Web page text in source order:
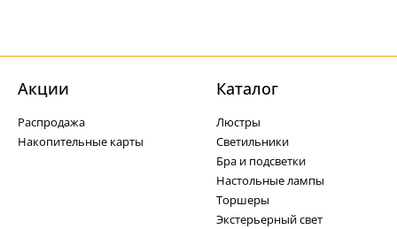
Акции
Распродажа
Накопительные карты
Каталог
Люстры
Светильники
Бра и подсветки
Настольные лампы
Торшеры
Экстерьерный свет